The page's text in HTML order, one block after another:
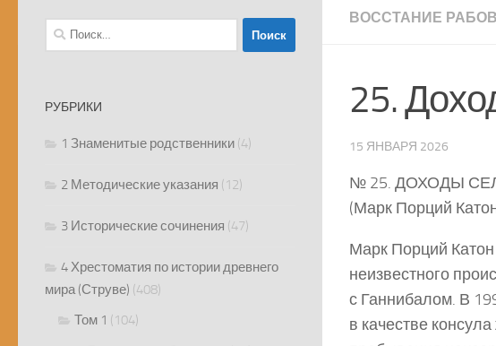
ВОССТАНИЕ РАБОВ
25.
15 ЯНВАРЯ 2026
№ 25. ДОХОДЫ
(Марк Порций
Марк Порций Катон
неизвестного
с Ганнибалом. В
в качестве
Найти:
РУБРИКИ
1 Знаменитые родственники (4)
2 Методические указания (12)
3 Исторические сочинения (47)
4 Хрестоматия по истории древнего
мира (Струве) (408)
Том 1 (104)